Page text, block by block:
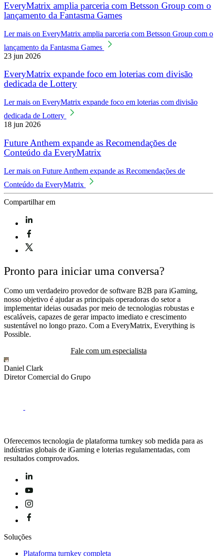
EveryMatrix amplia parceria com Betsson Group com o
lançamento da Fantasma Games
Ler mais on EveryMatrix amplia parceria com Betsson Group com o
lançamento da Fantasma Games
23 jun 2026
EveryMatrix expande foco em loterias com divisão
dedicada de Lottery
Ler mais on EveryMatrix expande foco em loterias com divisão
dedicada de Lottery
18 jun 2026
Future Anthem expande as Recomendações de
Conteúdo da EveryMatrix
Ler mais on Future Anthem expande as Recomendações de
Conteúdo da EveryMatrix
Compartilhar em
Pronto para iniciar uma conversa?
Como um verdadeiro provedor de software B2B para iGaming,
nosso objetivo é ajudar as principais operadoras do setor a
implementar ideias ousadas por meio de tecnologias robustas e
escaláveis, capazes de gerar impacto imediato e crescimento
sustentável no longo prazo. Com a EveryMatrix, Everything is
Possible.
Fale com um especialista
Daniel Clark
Diretor Comercial do Grupo
Oferecemos tecnologia de plataforma turnkey sob medida para as
indústrias globais de iGaming e loterias regulamentadas, com
resultados comprovados.
Soluções
Plataforma turnkey completa